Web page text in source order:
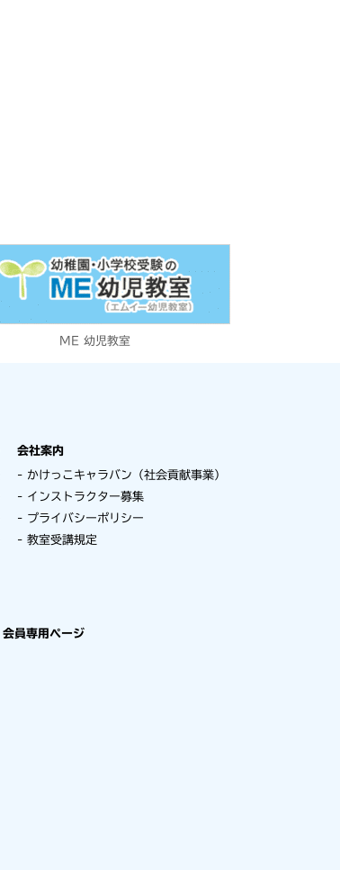
ME 幼児教室
会社案内
かけっこキャラバン（社会貢献事業）
インストラクター募集
プライバシーポリシー
教室受講規定
会員専用ページ